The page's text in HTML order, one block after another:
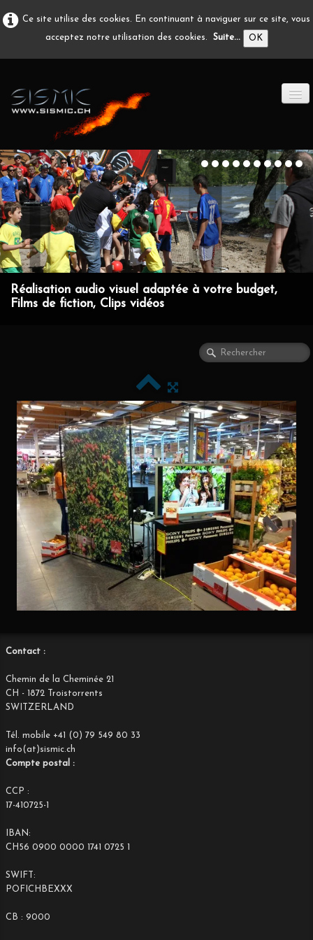
Ce site utilise des cookies. En continuant à naviguer sur ce site, vous
acceptez notre utilisation des cookies. Suite... OK
ACCUEIL
PRODUCTION A/V
DÉVELOPPEMENT
EN IMAGE
CONTACT
Réalisation audio visuel adaptée à votre budget,
Films de fiction, Clips vidéos
Contact :
Chemin de la Cheminée 21
CH - 1872 Troistorrents
SWITZERLAND
Tél. mobile +41 (0) 79 549 80 33
info(at)sismic.ch
Compte postal :
CCP :
17-410725-1
IBAN:
CH56 0900 0000 1741 0725 1
SWIFT:
POFICHBEXXX
CB : 9000